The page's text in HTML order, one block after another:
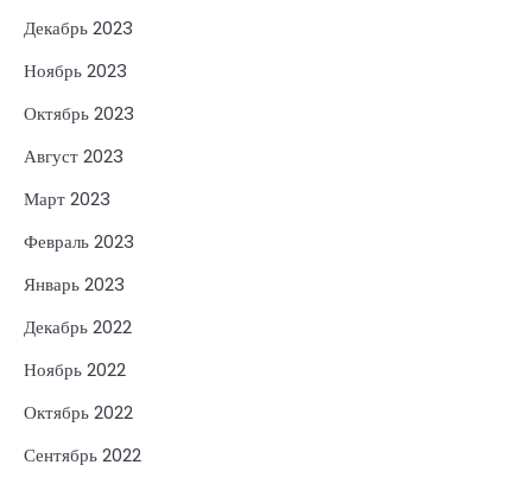
Декабрь 2023
Ноябрь 2023
Октябрь 2023
Август 2023
Март 2023
Февраль 2023
Январь 2023
Декабрь 2022
Ноябрь 2022
Октябрь 2022
Сентябрь 2022